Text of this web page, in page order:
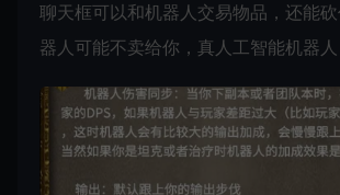
聊天框可以和机器人交易物品，还能
器人可能不卖给你，真人工智能机器人